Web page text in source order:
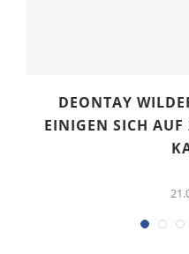
DEONTAY
EINIGEN SICH